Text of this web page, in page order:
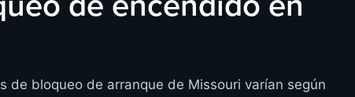
de bloqueo de arranque de Missouri varían según